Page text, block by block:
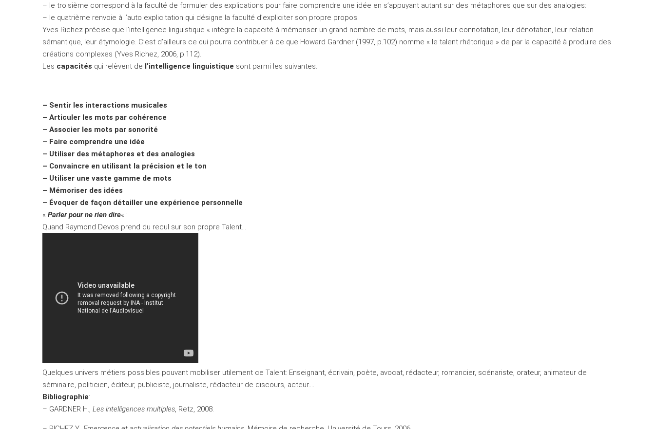
– le troisième correspond à la faculté de formuler des explications pour faire comprendre une idée en s’appuyant autant sur des métaphores que sur des analogies:
– le quatrième renvoie à l’auto explicitation qui désigne la faculté d’expliciter son propre propos.
Yves Richez précise que l’intelligence linguistique « intègre la capacité à mémoriser un grand nombre de mots, mais aussi leur connotation, leur dénotation, leur relation
sémantique, leur étymologie. C’est d’ailleurs ce qui pourra contribuer à ce que Howard Gardner (1997, p.102) nomme « le talent rhétorique » de par la capacité à produire des
créations complexes (Yves Richez, 2006, p.112).
Les capacités qui relèvent de l’intelligence linguistique sont parmi les suivantes:
– Sentir les interactions musicales
– Articuler les mots par cohérence
– Associer les mots par sonorité
– Faire comprendre une idée
– Utiliser des métaphores et des analogies
– Convaincre en utilisant la précision et le ton
– Utiliser une vaste gamme de mots
– Mémoriser des idées
– Évoquer de façon détailler une expérience personnelle
« Parler pour ne rien dire« :
Quand Raymond Devos prend du recul sur son propre Talent…
Quelques univers métiers possibles pouvant mobiliser utilement ce Talent: Enseignant, écrivain, poète, avocat, rédacteur, romancier, scénariste, orateur, animateur de
séminaire, politicien, éditeur, publiciste, journaliste, rédacteur de discours, acteur….
Bibliographie:
– GARDNER H., Les intelligences multiples, Retz, 2008.